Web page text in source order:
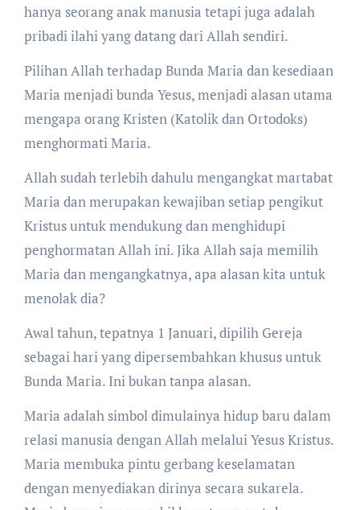
hanya seorang anak manusia tetapi juga adalah
pribadi ilahi yang datang dari Allah sendiri.
Pilihan Allah terhadap Bunda Maria dan kesediaan
Maria menjadi bunda Yesus, menjadi alasan utama
mengapa orang Kristen (Katolik dan Ortodoks)
menghormati Maria.
Allah sudah terlebih dahulu mengangkat martabat
Maria dan merupakan kewajiban setiap pengikut
Kristus untuk mendukung dan menghidupi
penghormatan Allah ini. Jika Allah saja memilih
Maria dan mengangkatnya, apa alasan kita untuk
menolak dia?
Awal tahun, tepatnya 1 Januari, dipilih Gereja
sebagai hari yang dipersembahkan khusus untuk
Bunda Maria. Ini bukan tanpa alasan.
Maria adalah simbol dimulainya hidup baru dalam
relasi manusia dengan Allah melalui Yesus Kristus.
Maria membuka pintu gerbang keselamatan
dengan menyediakan dirinya secara sukarela.